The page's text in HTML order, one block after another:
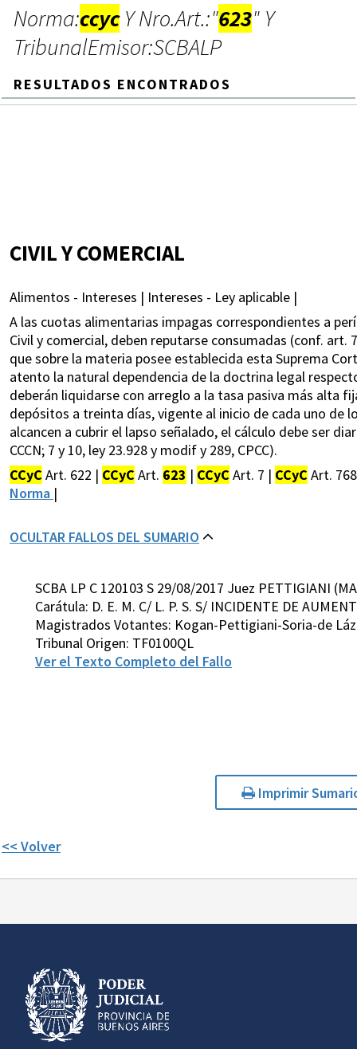
Norma:ccycY Nro.Art.:"623" Y
TribunalEmisor:SCBALP
RESULTADOS ENCONTRADOS
CIVIL Y COMERCIAL
Alimentos - Intereses | Intereses - Ley aplicable |
A las cuotas alimentarias impagas correspondientes a
Civil y comercial, deben reputarse consumadas (conf. art.
que sobre la materia posee establecida esta Suprema
atento la natural dependencia de la doctrina legal
deberán liquidarse con arreglo a la tasa pasiva más alta
depósitos a treinta días, vigente al inicio de cada uno de
alcancen a cubrir el lapso señalado, el cálculo debe ser
CCCN; 7 y 10, ley 23.928 y modif y 289, CPCC).
CCyC Art. 622 | CCyC Art. 623 | CCyC Art. 7 | CCyC Art.
Norma |
OCULTAR FALLOS DEL SUMARIO
SCBA LP C 120103 S 29/08/2017 Juez PETTIGIANI
Carátula: D. E. M. C/ L. P. S. S/ INCIDENTE DE
Magistrados Votantes: Kogan-Pettigiani-Soria-de
Tribunal Origen: TF0100QL
Ver el Texto Completo del Fallo
Imprimir
<< Volver